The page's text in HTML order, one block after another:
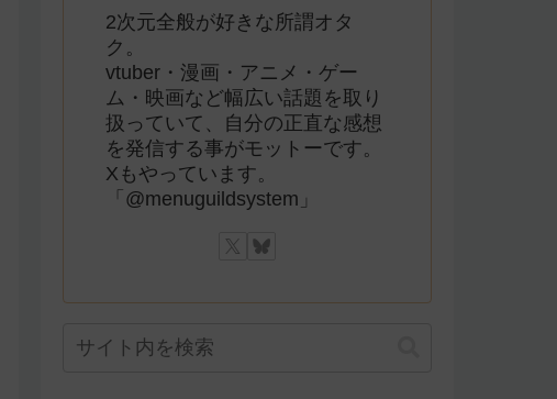
2次元全般が好きな所謂オタ
ク。
vtuber・漫画・アニメ・ゲー
ム・映画など幅広い話題を取り
扱っていて、自分の正直な感想
を発信する事がモットーです。
Xもやっています。
「@menuguildsystem」